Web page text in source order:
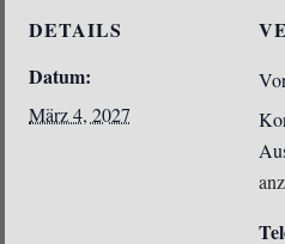
DETAILS
Datum:
März 4, 2027